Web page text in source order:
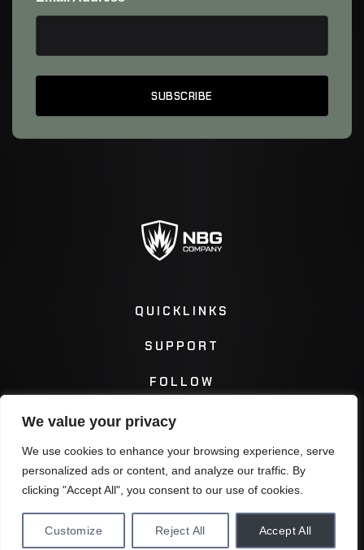
We value your privacy
We use cookies to enhance your browsing experience, serve
personalized ads or content, and analyze our traffic. By
clicking "Accept All", you consent to our use of cookies.
Customize Reject All Accept All
QUICKLINKS
SUPPORT
FOLLOW
Instagram